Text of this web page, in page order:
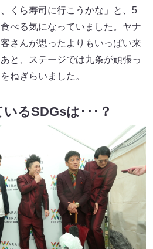
くら寿司に行こうかな」と、5
べる気になっていました。ヤナ
さんが思ったよりもいっぱい来
と、ステージでは九条が頑張っ
ねぎらいました。
いるSDGsは･･･？